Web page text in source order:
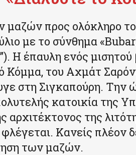
μαζών προς ολόκληρο
με το σύνθημα
Η έπαυλη ενός
Κόμμα, του Αχμάτ
στη Σιγκαπούρη. Την
κατοικία της
αρχιτέκτονος της
φλέγεται. Κανείς πλέον
των μαζών.